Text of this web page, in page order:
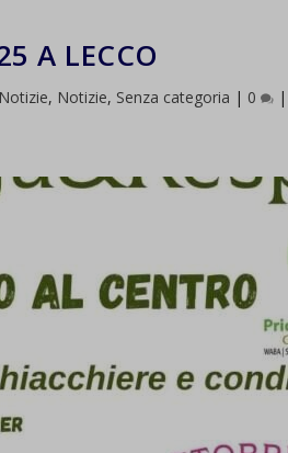
A LECCO
, Notizie, Senza categoria | 0 |